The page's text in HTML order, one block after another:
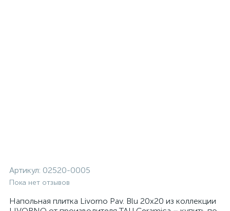
Артикул: 02520-0005
Пока нет отзывов
Напольная плитка Livorno Pav. Blu 20x20 из коллекции